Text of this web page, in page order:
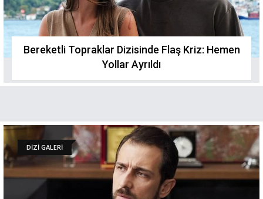
Bereketli Topraklar Dizisinde Flaş Kriz: Hemen
Yollar Ayrıldı
DİZİ GALERİ